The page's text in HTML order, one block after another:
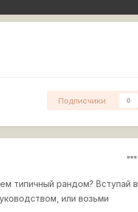
Подписчики 0
типичный рандом? Вступай в
или возьми